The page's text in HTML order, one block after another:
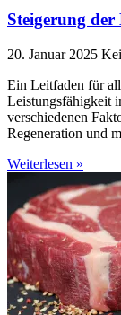
Steigerung
20. Januar 2025
Ein Leitfaden für
Leistungsfähigkeit
verschiedenen
Regeneration und
Weiterlesen »